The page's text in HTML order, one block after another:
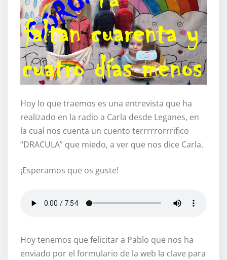
Hoy lo que traemos es una entrevista que ha
realizado en la radio a Carla desde Leganes, en
la cual nos cuenta un cuento terrrrrorrrifico
“DRACULA” que miedo, a ver que nos dice Carla.
¡Esperamos que os guste!
Hoy tenemos que felicitar a Pablo que nos ha
enviado por el formulario de la web la clave para